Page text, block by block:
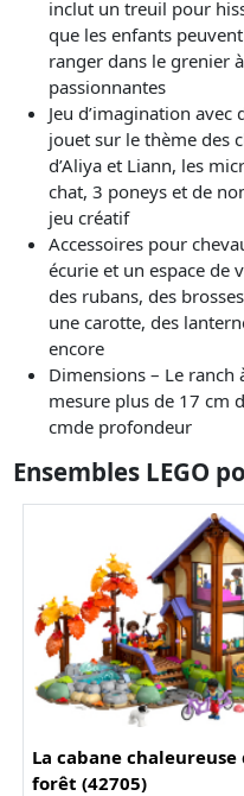
inclut un treuil pour
que les enfants
ranger dans le grenier
passionnantes
Jeu d’imagination avec
jouet sur le thème des
d’Aliya et Liann, les
chat, 3 poneys et de
jeu créatif
Accessoires pour
écurie et un espace de
des rubans, des
une carotte, des
encore
Dimensions – Le ranch
mesure plus de 17 cm
cmde profondeur
Ensembles LEGO
La cabane chaleureuse
forêt (42705)